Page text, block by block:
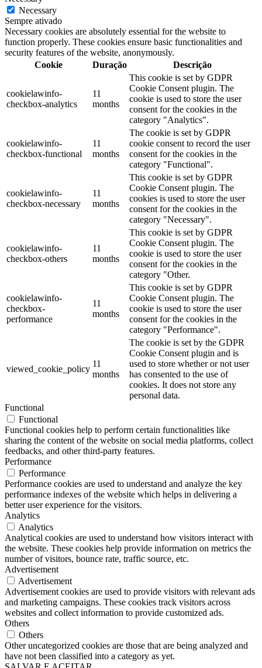
Necessary
Sempre ativado
Necessary cookies are absolutely essential for the website to
function properly. These cookies ensure basic functionalities and
security features of the website, anonymously.
Cookie
Duração Descrição
cookielawinfo-
checkbox-analytics
11
months
This cookie is set by GDPR
Cookie Consent plugin. The
cookie is used to store the user
consent for the cookies in the
category "Analytics".
cookielawinfo-
checkbox-functional
11
months
The cookie is set by GDPR
cookie consent to record the user
consent for the cookies in the
category "Functional".
cookielawinfo-
checkbox-necessary
11
months
This cookie is set by GDPR
Cookie Consent plugin. The
cookies is used to store the user
consent for the cookies in the
category "Necessary".
cookielawinfo-
checkbox-others
11
months
This cookie is set by GDPR
Cookie Consent plugin. The
cookie is used to store the user
consent for the cookies in the
category "Other.
cookielawinfo-
checkbox-
performance
11
months
This cookie is set by GDPR
Cookie Consent plugin. The
cookie is used to store the user
consent for the cookies in the
category "Performance".
viewed_cookie_policy
11
months
The cookie is set by the GDPR
Cookie Consent plugin and is
used to store whether or not user
has consented to the use of
cookies. It does not store any
personal data.
Functional
Functional
Functional cookies help to perform certain functionalities like
sharing the content of the website on social media platforms, collect
feedbacks, and other third-party features.
Performance
Performance
Performance cookies are used to understand and analyze the key
performance indexes of the website which helps in delivering a
better user experience for the visitors.
Analytics
Analytics
Analytical cookies are used to understand how visitors interact with
the website. These cookies help provide information on metrics the
number of visitors, bounce rate, traffic source, etc.
Advertisement
Advertisement
Advertisement cookies are used to provide visitors with relevant ads
and marketing campaigns. These cookies track visitors across
websites and collect information to provide customized ads.
Others
Others
Other uncategorized cookies are those that are being analyzed and
have not been classified into a category as yet.